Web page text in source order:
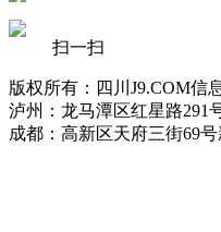
扫一扫
版权所有：四川J9.COM信
泸州：龙马潭区红星路291
成都：高新区天府三街69